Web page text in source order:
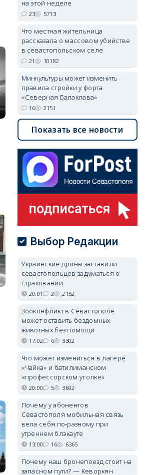
на этой неделе
23 5713
Что местная жительница
рассказала о массовом убийстве
в севастопольском селе
21 10182
Минкультуры может изменить
правила стройки у форта
«Северная Балаклава»
16 2151
Показать все новости
Выбор Редакции
Украинские дроны заставили
севастопольцев задуматься о
страховании
20:01 2 2152
Зооконфликт в Севастополе
может оставить бездомных
животных без помощи
17:02 6 3302
Что может измениться в лагере
«Чайка» и батилиманском
«профессорском уголке»
20:00 5 3692
Почему у абонентов
Севастополя мобильная связь
вела себя по-разному при
утреннем блэкауте
13:00 16 6365
Почему наш бронепоезд стоит на
запасном пути? — Кеворкян